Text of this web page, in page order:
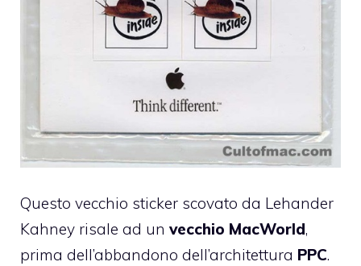
Questo vecchio sticker scovato da Lehander
Kahney risale ad un vecchio MacWorld,
prima dell’abbandono dell’architettura PPC.